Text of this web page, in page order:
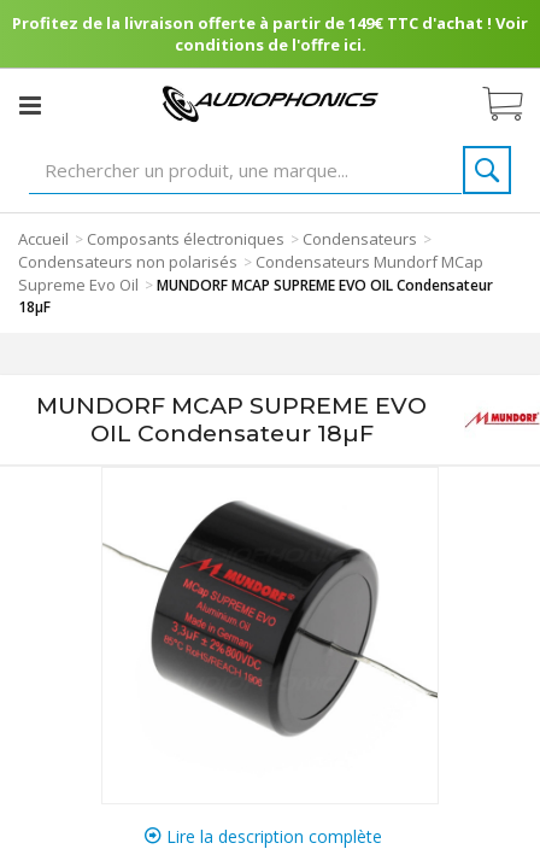
Profitez de la livraison offerte à partir de 149€ TTC d'achat ! Voir
conditions de l'offre ici.
Accueil > Composants électroniques > Condensateurs >
Condensateurs non polarisés > Condensateurs Mundorf MCap
Supreme Evo Oil >MUNDORF MCAP SUPREME EVO OIL Condensateur
18µF
MUNDORF MCAP SUPREME EVO
OIL Condensateur 18µF
Lire la description complète